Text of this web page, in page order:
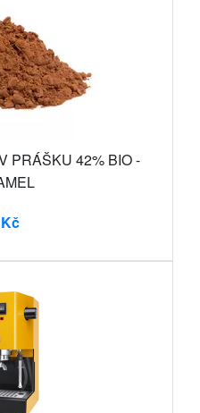
PRÁŠKU 42% BIO -